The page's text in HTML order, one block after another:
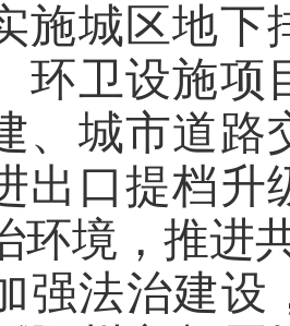
施城区地下
环卫设施项
、 城市道路
出口提档升
环境，推进
强法治建设